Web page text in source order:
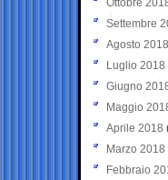
Ottobre
Settembre
Agosto 2018
Luglio 2018
Giugno
Maggio
Aprile 2018
Marzo 2018
Febbraio